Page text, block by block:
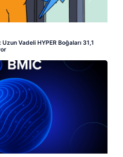
Vadeli HYPER Boğaları 31,1